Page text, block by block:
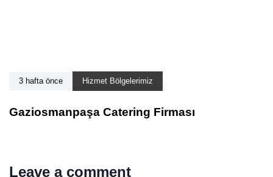
3 hafta önce Hizmet Bölgelerimiz
Gaziosmanpaşa Catering Firması
Leave a comment